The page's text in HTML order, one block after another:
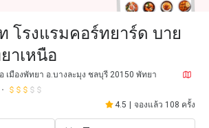
โรงแรมคอร์ทยาร์ด บาย
าเหนือ
เมืองพัทยา อ.บางละมุง ชลบุรี 20150 พัทยา
4.5 จองแล้ว 108 ครั้ง